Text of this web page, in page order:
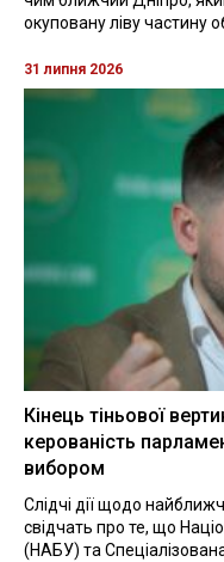
окуповану ліву частину
31 липня 2026
Кінець тіньової
керованість
вибором
Слідчі дії щодо
свідчать про те, що
(НАБУ) та